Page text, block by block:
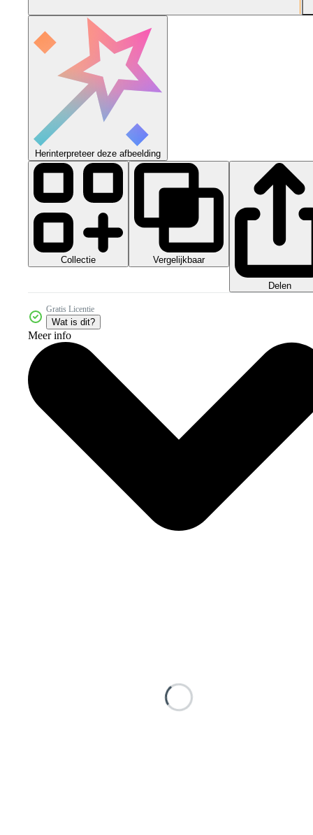
Herinterpreteer deze afbeelding
Collectie Vergelijkbaar
Delen
Gratis Licentie
Wat is dit?
Meer info